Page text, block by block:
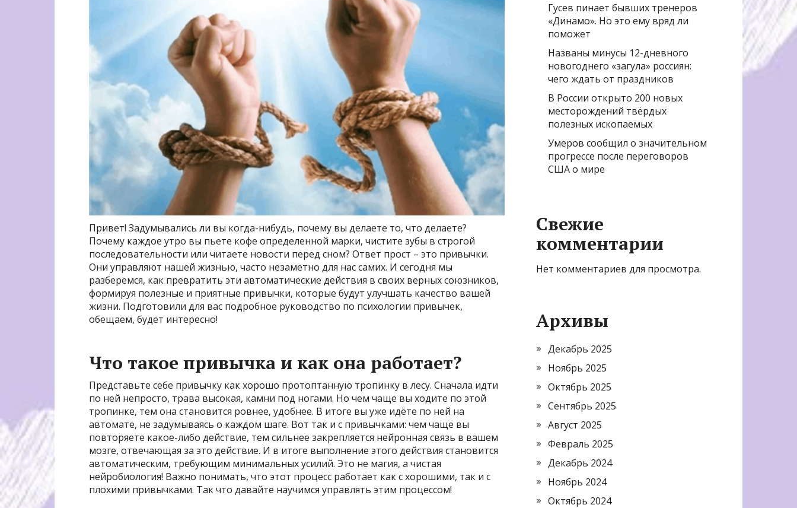
Привет! Задумывались ли вы когда-нибудь, почему вы делаете то, что делаете?
Почему каждое утро вы пьете кофе определенной марки, чистите зубы в строгой
последовательности или читаете новости перед сном? Ответ прост – это привычки.
Они управляют нашей жизнью, часто незаметно для нас самих. И сегодня мы
разберемся, как превратить эти автоматические действия в своих верных союзников,
формируя полезные и приятные привычки, которые будут улучшать качество вашей
жизни. Подготовили для вас подробное руководство по психологии привычек,
обещаем, будет интересно!
Что такое привычка и как она работает?
Представьте себе привычку как хорошо протоптанную тропинку в лесу. Сначала идти
по ней непросто, трава высокая, камни под ногами. Но чем чаще вы ходите по этой
тропинке, тем она становится ровнее, удобнее. В итоге вы уже идёте по ней на
автомате, не задумываясь о каждом шаге. Вот так и с привычками: чем чаще вы
повторяете какое-либо действие, тем сильнее закрепляется нейронная связь в вашем
мозге, отвечающая за это действие. И в итоге выполнение этого действия становится
автоматическим, требующим минимальных усилий. Это не магия, а чистая
нейробиология! Важно понимать, что этот процесс работает как с хорошими, так и с
плохими привычками. Так что давайте научимся управлять этим процессом!
Гусев пинает бывших тренеров
«Динамо». Но это ему вряд ли
поможет
Названы минусы 12-дневного
новогоднего «загула» россиян:
чего ждать от праздников
В России открыто 200 новых
месторождений твёрдых
полезных ископаемых
Умеров сообщил о значительном
прогрессе после переговоров
США о мире
Свежие
комментарии
Нет комментариев для просмотра.
Архивы
Декабрь 2025
Ноябрь 2025
Октябрь 2025
Сентябрь 2025
Август 2025
Февраль 2025
Декабрь 2024
Ноябрь 2024
Октябрь 2024